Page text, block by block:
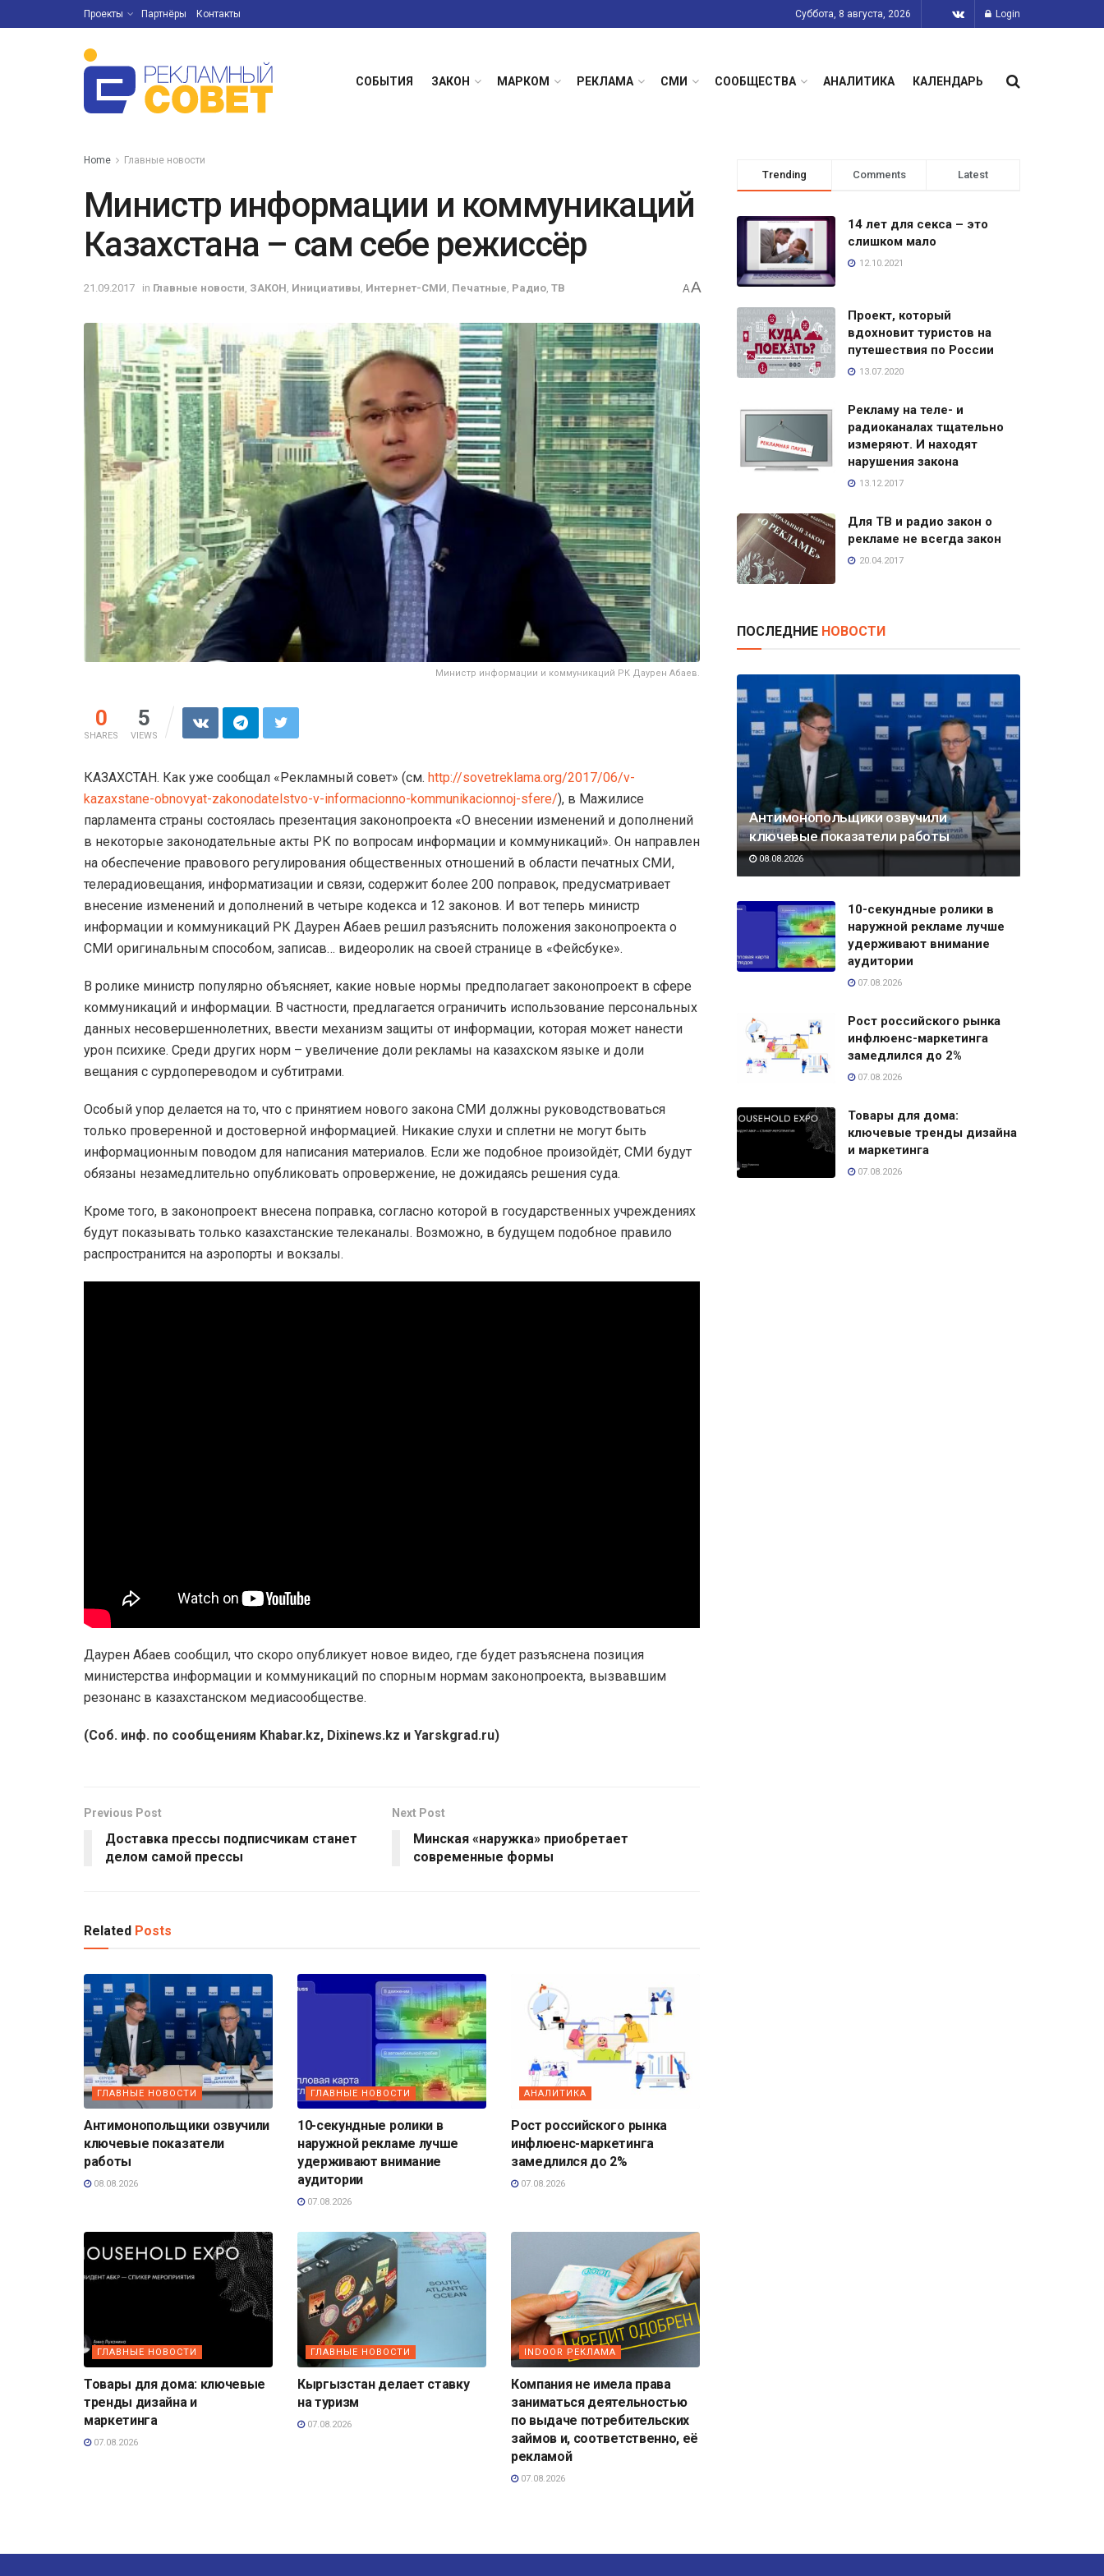
Проекты Партнёры Контакты Суббота, 8 августа, 2026 Login
СОБЫТИЯ ЗАКОН МАРКОМ РЕКЛАМА СМИ СООБЩЕСТВА АНАЛИТИКА КАЛЕНДАРЬ
Home Главные новости
Министр информации и коммуникаций
Казахстана – сам себе режиссёр
21.09.2017 in Главные новости ЗАКОН Инициативы Интернет-СМИ Печатные Радио ТВ AA
Министр информации и коммуникаций РК Даурен Абаев.
0
SHARES
5
VIEWS
КАЗАХСТАН. Как уже сообщал «Рекламный совет» (см. http://sovetreklama.org/2017/06/v-
kazaxstane-obnovyat-zakonodatelstvo-v-informacionno-kommunikacionnoj-sfere/), в Мажилисе
парламента страны состоялась презентация законопроекта «О внесении изменений и дополнений
в некоторые законодательные акты РК по вопросам информации и коммуникаций». Он направлен
на обеспечение правового регулирования общественных отношений в области печатных СМИ,
телерадиовещания, информатизации и связи, содержит более 200 поправок, предусматривает
внесение изменений и дополнений в четыре кодекса и 12 законов. И вот теперь министр
информации и коммуникаций РК Даурен Абаев решил разъяснить положения законопроекта о
СМИ оригинальным способом, записав… видеоролик на своей странице в «Фейсбуке».
В ролике министр популярно объясняет, какие новые нормы предполагает законопроект в сфере
коммуникаций и информации. В частности, предлагается ограничить использование персональных
данных несовершеннолетних, ввести механизм защиты от информации, которая может нанести
урон психике. Среди других норм – увеличение доли рекламы на казахском языке и доли
вещания с сурдопереводом и субтитрами.
Особый упор делается на то, что с принятием нового закона СМИ должны руководствоваться
только проверенной и достоверной информацией. Никакие слухи и сплетни не могут быть
информационным поводом для написания материалов. Если же подобное произойдёт, СМИ будут
обязаны незамедлительно опубликовать опровержение, не дожидаясь решения суда.
Кроме того, в законопроект внесена поправка, согласно которой в государственных учреждениях
будут показывать только казахстанские телеканалы. Возможно, в будущем подобное правило
распространится на аэропорты и вокзалы.
Даурен Абаев сообщил, что скоро опубликует новое видео, где будет разъяснена позиция
министерства информации и коммуникаций по спорным нормам законопроекта, вызвавшим
резонанс в казахстанском медиасообществе.
(Соб. инф. по сообщениям Khabar.kz, Dixinews.kz и Yarskgrad.ru)
Previous Post
Доставка прессы подписчикам станет
делом самой прессы
Next Post
Минская «наружка» приобретает
современные формы
Related Posts
ГЛАВНЫЕ НОВОСТИ
Антимонопольщики озвучили
ключевые показатели
работы
08.08.2026
ГЛАВНЫЕ НОВОСТИ
10-секундные ролики в
наружной рекламе лучше
удерживают внимание
аудитории
07.08.2026
АНАЛИТИКА
Рост российского рынка
инфлюенс-маркетинга
замедлился до 2%
07.08.2026
ГЛАВНЫЕ НОВОСТИ
Товары для дома: ключевые
тренды дизайна и
маркетинга
07.08.2026
ГЛАВНЫЕ НОВОСТИ
Кыргызстан делает ставку
на туризм
07.08.2026
INDOOR РЕКЛАМА
Компания не имела права
заниматься деятельностью
по выдаче потребительских
займов и, соответственно, её
рекламой
07.08.2026
Trending Comments Latest
14 лет для секса – это
слишком мало
12.10.2021
Проект, который
вдохновит туристов на
путешествия по России
13.07.2020
Рекламу на теле- и
радиоканалах тщательно
измеряют. И находят
нарушения закона
13.12.2017
Для ТВ и радио закон о
рекламе не всегда закон
20.04.2017
ПОСЛЕДНИЕ НОВОСТИ
Антимонопольщики озвучили
ключевые показатели работы
08.08.2026
10-секундные ролики в
наружной рекламе лучше
удерживают внимание
аудитории
07.08.2026
Рост российского рынка
инфлюенс-маркетинга
замедлился до 2%
07.08.2026
Товары для дома:
ключевые тренды дизайна
и маркетинга
07.08.2026